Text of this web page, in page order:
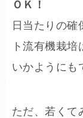
ＯＫ！
日当たりの確
ト流有機栽培
いかように
ただ、若くて